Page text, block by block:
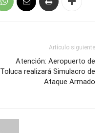
Artículo siguiente
Atención: Aeropuerto de
Toluca realizará Simulacro de
Ataque Armado